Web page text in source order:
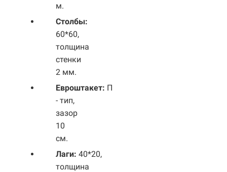
м.
Столбы:
60*60,
толщина
стенки
2 мм.
Евроштакет: П
- тип,
зазор
10
см.
Лаги: 40*20,
толщина